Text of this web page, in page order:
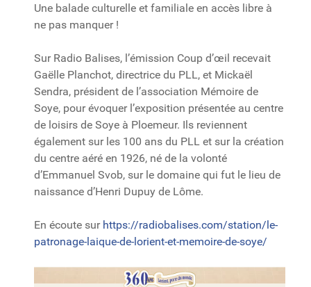
Une balade culturelle et familiale en accès libre à
ne pas manquer !
Sur Radio Balises, l’émission Coup d’œil recevait
Gaëlle Planchot, directrice du PLL, et Mickaël
Sendra, président de l’association Mémoire de
Soye, pour évoquer l’exposition présentée au centre
de loisirs de Soye à Ploemeur. Ils reviennent
également sur les 100 ans du PLL et sur la création
du centre aéré en 1926, né de la volonté
d’Emmanuel Svob, sur le domaine qui fut le lieu de
naissance d’Henri Dupuy de Lôme.
En écoute sur https://radiobalises.com/station/le-
patronage-laique-de-lorient-et-memoire-de-soye/